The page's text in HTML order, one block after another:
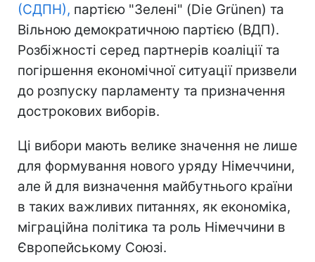
(СДПН), партією "Зелені" (Die Grünen) та
Вільною демократичною партією (ВДП).
Розбіжності серед партнерів коаліції та
погіршення економічної ситуації призвели
до розпуску парламенту та призначення
дострокових виборів.
Ці вибори мають велике значення не лише
для формування нового уряду Німеччини,
але й для визначення майбутнього країни
в таких важливих питаннях, як економіка,
міграційна політика та роль Німеччини в
Європейському Союзі.